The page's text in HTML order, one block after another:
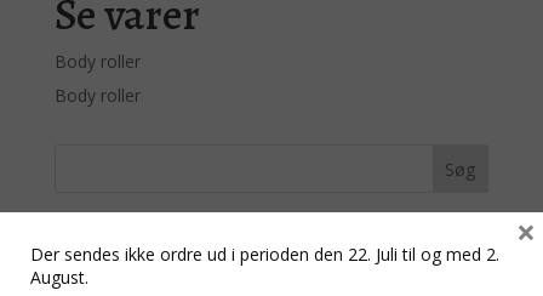
Se varer
Body roller
Body roller
Der sendes ikke ordre ud i perioden den 22. Juli til og med 2.
August.
×